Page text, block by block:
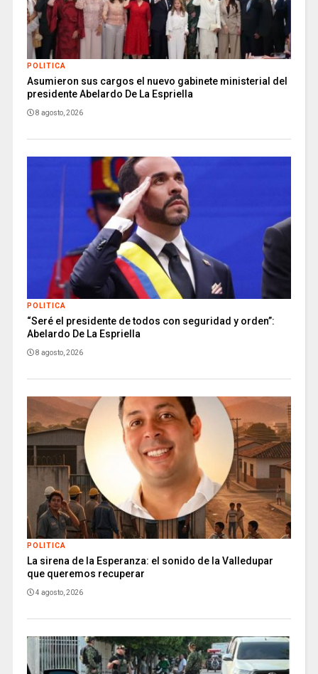
POLITICA
Asumieron sus cargos el nuevo gabinete ministerial del
presidente Abelardo De La Espriella
8 agosto, 2026
POLITICA
“Seré el presidente de todos con seguridad y orden”:
Abelardo De La Espriella
8 agosto, 2026
POLITICA
La sirena de la Esperanza: el sonido de la Valledupar
que queremos recuperar
4 agosto, 2026